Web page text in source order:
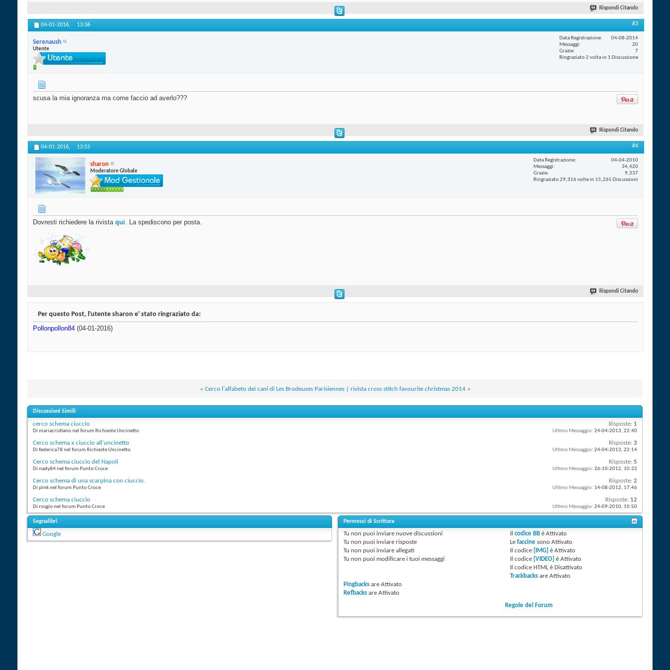
Rispondi Citando
04-01-2016, 13:36 #3
Serenaush
Utente
Data Registrazione
04-08-2014
Messaggi
20
Grazie
7
Ringraziato 2 volta in 1 Discussione
scusa la mia ignoranza ma come faccio ad averlo???
Rispondi Citando
04-01-2016, 13:55 #4
sharon
Moderatore Globale
Data Registrazione
04-04-2010
Messaggi
34,420
Grazie
9,337
Ringraziato 29,316 volte in 15,265 Discussioni
Dovresti richiedere la rivista qui. La spediscono per posta.
Rispondi Citando
Per questo Post, l'utente sharon e' stato ringraziato da:
Pollonpollon84 (04-01-2016)
« Cerco l'alfabeto dei cani di Les Brodeuses Parisiennes| rivista cross stitch favourite christmas 2014 »
Discussioni Simili
cerco schema ciuccio
Di mariacristiano nel forum Richieste Uncinetto
Risposte: 1
Ultimo Messaggio: 24-04-2013, 22:40
Cerco schema x ciuccio all'uncinetto
Di federica78 nel forum Richieste Uncinetto
Risposte: 3
Ultimo Messaggio: 24-04-2013, 22:14
Cerco schema ciuccio del Napoli
Di nady84 nel forum Punto Croce
Risposte: 5
Ultimo Messaggio: 26-10-2012, 10:22
Cerco schema di una scarpina con ciuccio.
Di pink nel forum Punto Croce
Risposte: 2
Ultimo Messaggio: 14-08-2012, 17:46
Cerco schema ciuccio
Di rosgio nel forum Punto Croce
Risposte: 12
Ultimo Messaggio: 24-09-2010, 10:50
Segnalibri
Google
Permessi di Scrittura
Tu non puoi inviare nuove discussioni
Tu non puoi inviare risposte
Tu non puoi inviare allegati
Tu non puoi modificare i tuoi messaggi
Ilcodice BB èAttivato
Lefaccine sonoAttivato
Il codice
[IMG] èAttivato
Il codice [VIDEO] èAttivato
Il codice HTML è Disattivato
Trackbacks areAttivato
Pingbacks areAttivato
Refbacks areAttivato
Regole del Forum